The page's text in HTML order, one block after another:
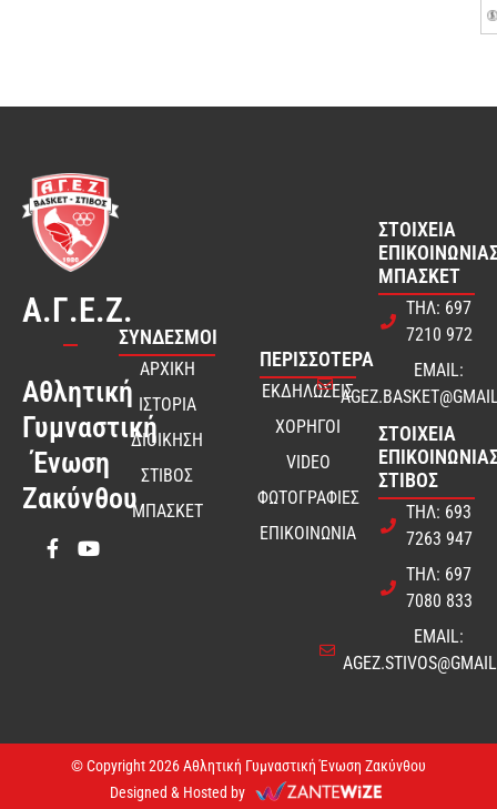
Α.Γ.Ε.Ζ.
Αθλητική
Γυμναστική
Ένωση
Ζακύνθου
ΣΎΝΔΕΣΜΟΙ
ΑΡΧΙΚΗ
ΙΣΤΟΡΙΑ
ΔΙΟΙΚΗΣΗ
ΣΤΙΒΟΣ
ΜΠΑΣΚΕΤ
ΠΕΡΙΣΣΟΤΕΡΑ
ΕΚΔΗΛΩΣΕΙΣ
ΧΟΡΗΓΟΙ
VIDEO
ΦΩΤΟΓΡΑΦΙΕΣ
ΕΠΙΚΟΙΝΩΝΙΑ
ΣΤΟΙΧΕΊΑ
ΜΠΆΣΚΕΤ
ΤΗΛ: 697
7210 972
EMAIL:
ΣΤΟΙΧΕΊΑ
ΣΤΊΒΟΣ
ΤΗΛ: 693
7263 947
ΤΗΛ: 697
7080 833
EMAIL:
© Copyright 2026 Αθλητική Γυμναστική Ένωση Ζακύνθου
Designed & Hosted by